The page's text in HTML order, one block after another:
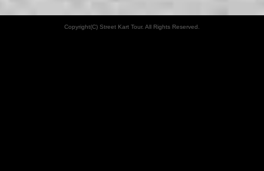
Copyright(C) Street Kart Tour. All Rights Reserved.